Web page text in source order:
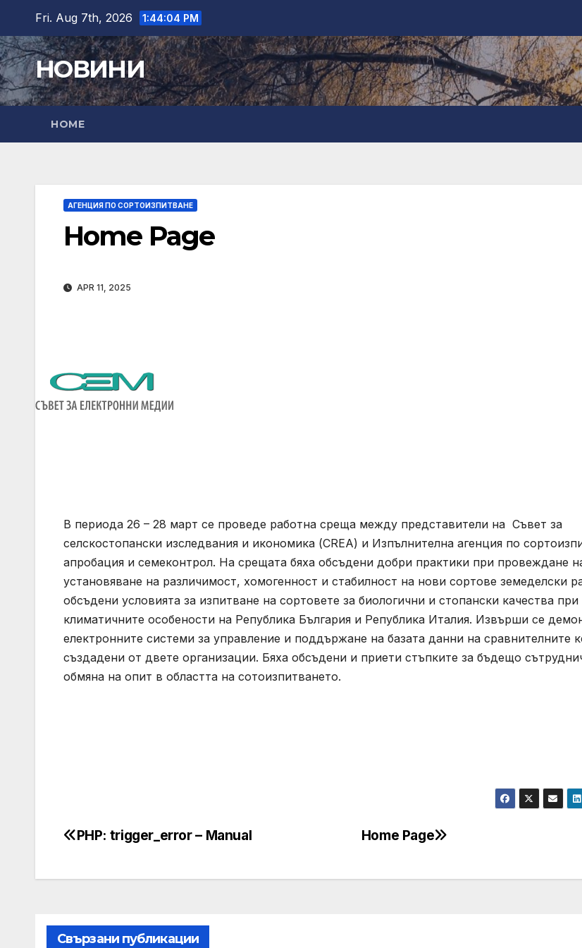
content
Fri. Aug 7th, 2026 1:44:05 PM
НОВИНИ
HOME
АГЕНЦИЯ ПО СОРТОИЗПИТВАНЕ
Home Page
APR 11, 2025
В периода 26 – 28 март се проведе работна среща между представители на Съвет за
селскостопански изследвания и икономика (CREA) и Изпълнителна агенция по
апробация и семеконтрол. На срещата бяха обсъдени добри практики при провеждане
установяване на различимост, хомогенност и стабилност на нови сортове земеделски
обсъдени условията за изпитване на сортовете за биологични и стопански качества при
климатичните особености на Република България и Република Италия. Извърши се
електронните системи за управление и поддържане на базата данни на сравнителните
създадени от двете организации. Бяха обсъдени и приети стъпките за бъдещо
обмяна на опит в областта на сотоизпитването.
Post
Home Page
PHP: trigger_error – Manual
Свързани публикации